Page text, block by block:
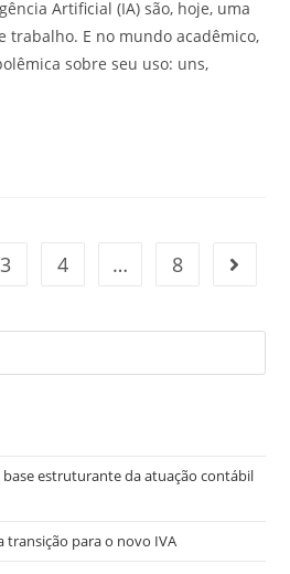
Artificial (IA) são, hoje, uma
trabalho. E no mundo acadêmico,
sobre seu uso: uns,
3 4 … 8
estruturante da atuação contábil
transição para o novo IVA